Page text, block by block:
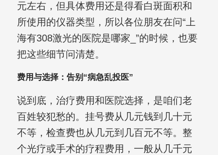
元左右，但具体费用还是得看白斑面积和
所使用的仪器类型，所以各位朋友在问“上
海有308激光的医院是哪家_”的时候，也要
把这些细节问清楚。
费用与选择：告别“病急乱投医”
说到底，治疗费用和医院选择，是咱们老
百姓较犯愁的。挂号费从几元钱到几十元
不等，检查费也从几元到几百元不等。整
个光疗或手术的疗程费用，一般从几千元